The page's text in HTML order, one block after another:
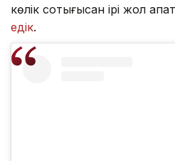
көлік соқтығысқан ірі жол
едік.